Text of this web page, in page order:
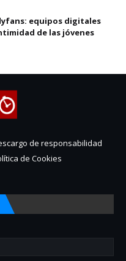
equipos digitales
de las jóvenes
de responsabilidad
de Cookies